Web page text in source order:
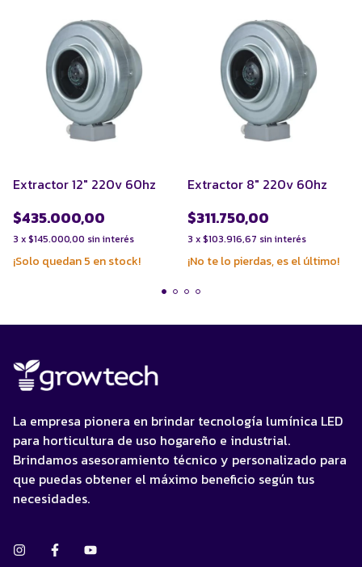
Extractor 12" 220v 60hz
$435.000,00
3 x$145.000,00 sin interés
¡Solo quedan5 en stock!
Extractor 8" 220v 60hz
$311.750,00
3 x$103.916,67 sin interés
¡No te lo pierdas, es el último!
La empresa pionera en brindar tecnología lumínica LED
para horticultura de uso hogareño e industrial.
Brindamos asesoramiento técnico y personalizado para
que puedas obtener el máximo beneficio según tus
necesidades.